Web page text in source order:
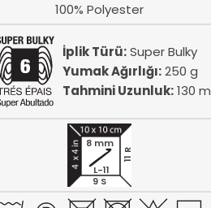
100% Polyester
İplik Türü:Super Bulky
Yumak Ağırlığı:250 g
Tahmini Uzunluk:130 m
9 S
11 R
8 mm
L-11